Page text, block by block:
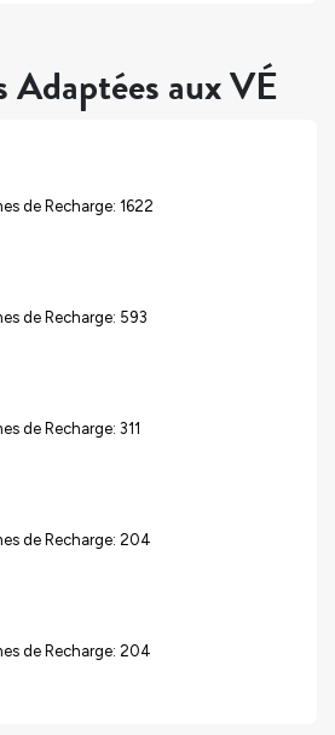
aux VÉ
de Recharge: 1622
de Recharge: 593
de Recharge: 311
de Recharge: 204
de Recharge: 204